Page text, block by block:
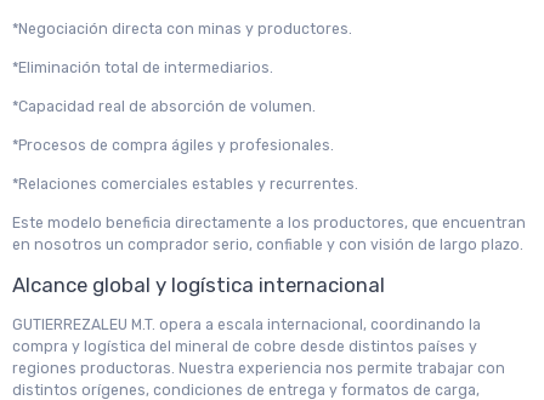
*Negociación directa con minas y productores.
*Eliminación total de intermediarios.
*Capacidad real de absorción de volumen.
*Procesos de compra ágiles y profesionales.
*Relaciones comerciales estables y recurrentes.
Este modelo beneficia directamente a los productores, que encuentran
en nosotros un comprador serio, confiable y con visión de largo plazo.
Alcance global y logística internacional
GUTIERREZALEU M.T. opera a escala internacional, coordinando la
compra y logística del mineral de cobre desde distintos países y
regiones productoras. Nuestra experiencia nos permite trabajar con
distintos orígenes, condiciones de entrega y formatos de carga,